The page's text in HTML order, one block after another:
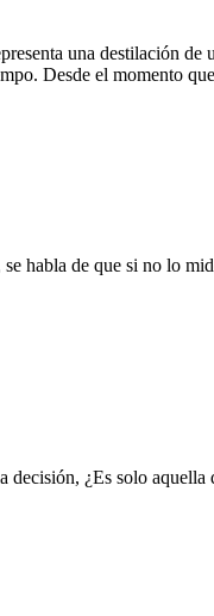
una destilación
Desde el momento
habla de que si no lo
¿Es solo